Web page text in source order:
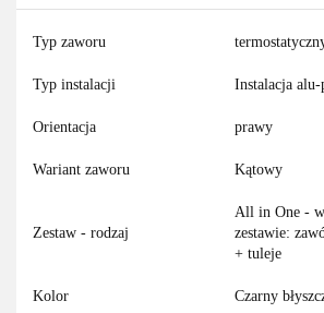
Typ zaworu
Typ instalacji Instalacja
Orientacja prawy
Wariant zaworu Kątowy
Zestaw - rodzaj
All in One -
zestawie:
+ tuleje
Kolor Czarny